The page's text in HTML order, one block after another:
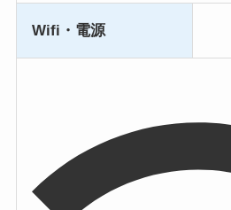
Wifi・電源